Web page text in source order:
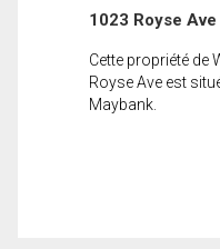
1023 Royse Ave
Cette propriété de
Royse Ave est
Maybank.